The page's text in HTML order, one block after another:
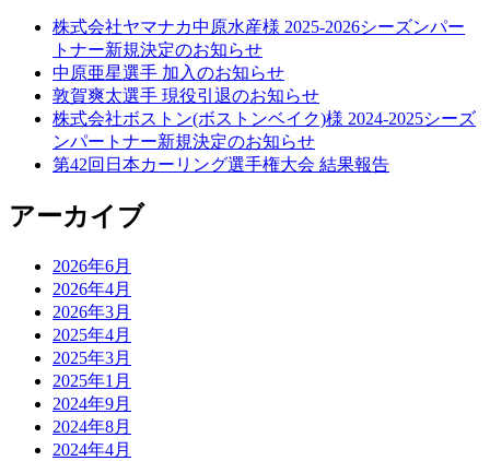
株式会社ヤマナカ中原水産様 2025-2026シーズンパー
トナー新規決定のお知らせ
中原亜星選手 加入のお知らせ
敦賀爽太選手 現役引退のお知らせ
株式会社ボストン(ボストンベイク)様 2024-2025シーズ
ンパートナー新規決定のお知らせ
第42回日本カーリング選手権大会 結果報告
アーカイブ
2026年6月
2026年4月
2026年3月
2025年4月
2025年3月
2025年1月
2024年9月
2024年8月
2024年4月